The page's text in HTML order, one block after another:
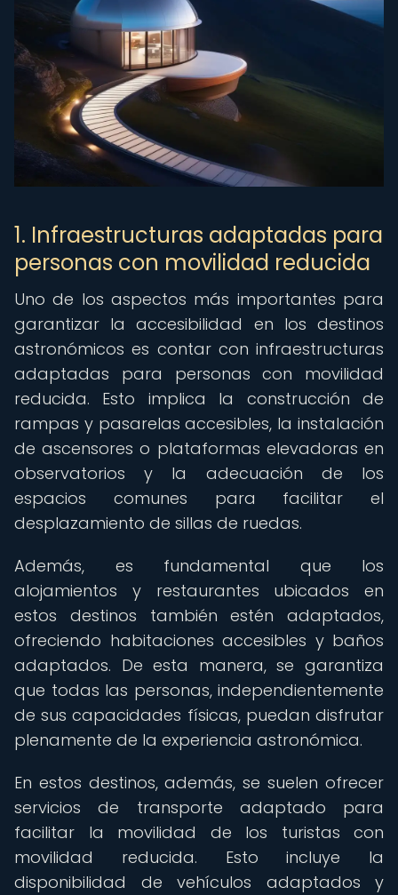
1. Infraestructuras adaptadas para
personas con movilidad reducida
Uno de los aspectos más importantes para
garantizar la accesibilidad en los destinos
astronómicos es contar con infraestructuras
adaptadas para personas con movilidad
reducida. Esto implica la construcción de
rampas y pasarelas accesibles, la instalación
de ascensores o plataformas elevadoras en
observatorios y la adecuación de los
espacios comunes para facilitar el
desplazamiento de sillas de ruedas.
Además, es fundamental que los
alojamientos y restaurantes ubicados en
estos destinos también estén adaptados,
ofreciendo habitaciones accesibles y baños
adaptados. De esta manera, se garantiza
que todas las personas, independientemente
de sus capacidades físicas, puedan disfrutar
plenamente de la experiencia astronómica.
En estos destinos, además, se suelen ofrecer
servicios de transporte adaptado para
facilitar la movilidad de los turistas con
movilidad reducida. Esto incluye la
disponibilidad de vehículos adaptados y